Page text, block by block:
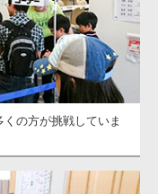
の方が挑戦していま